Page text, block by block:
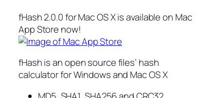
fHash 2.0.0 for Mac OS X is available on Mac
App Store now!
fHash is an open source files’ hash
calculator for Windows and Mac OS X